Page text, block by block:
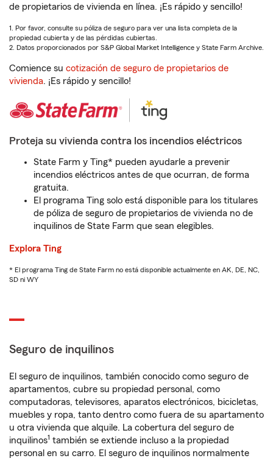
de propietarios de vivienda en línea. ¡Es rápido y sencillo!
1. Por favor, consulte su póliza de seguro para ver una lista completa de la
propiedad cubierta y de las pérdidas cubiertas.
2. Datos proporcionados por S&P Global Market Intelligence y State Farm Archive.
Comience su cotización de seguro de propietarios de
vivienda. ¡Es rápido y sencillo!
Proteja su vivienda contra los incendios eléctricos
State Farm y Ting* pueden ayudarle a prevenir
incendios eléctricos antes de que ocurran, de forma
gratuita.
El programa Ting solo está disponible para los titulares
de póliza de seguro de propietarios de vivienda no de
inquilinos de State Farm que sean elegibles.
Explora Ting
* El programa Ting de State Farm no está disponible actualmente en AK, DE, NC,
SD ni WY
Seguro de inquilinos
El seguro de inquilinos, también conocido como seguro de
apartamentos, cubre su propiedad personal, como
computadoras, televisores, aparatos electrónicos, bicicletas,
muebles y ropa, tanto dentro como fuera de su apartamento
u otra vivienda que alquile. La cobertura del seguro de
inquilinos1 también se extiende incluso a la propiedad
personal en su carro. El seguro de inquilinos normalmente